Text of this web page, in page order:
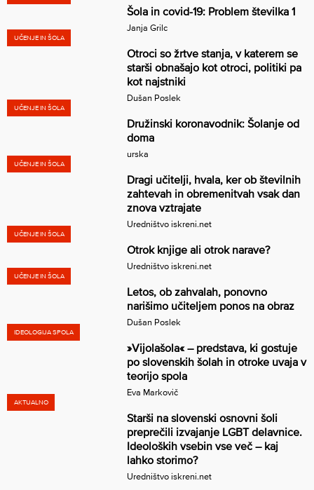
Šola in covid-19: Problem številka 1
Janja Grilc
UČENJE IN ŠOLA
Otroci so žrtve stanja, v katerem se
starši obnašajo kot otroci, politiki pa
kot najstniki
Dušan Poslek
UČENJE IN ŠOLA
Družinski koronavodnik: Šolanje od
doma
urska
UČENJE IN ŠOLA
Dragi učitelji, hvala, ker ob številnih
zahtevah in obremenitvah vsak dan
znova vztrajate
Uredništvo iskreni.net
UČENJE IN ŠOLA
Otrok knjige ali otrok narave?
Uredništvo iskreni.net
UČENJE IN ŠOLA
Letos, ob zahvalah, ponovno
narišimo učiteljem ponos na obraz
Dušan Poslek
IDEOLOGIJA SPOLA
»Vijolašola« – predstava, ki gostuje
po slovenskih šolah in otroke uvaja v
teorijo spola
Eva Markovič
AKTUALNO
Starši na slovenski osnovni šoli
preprečili izvajanje LGBT delavnice.
Ideoloških vsebin vse več – kaj
lahko storimo?
Uredništvo iskreni.net